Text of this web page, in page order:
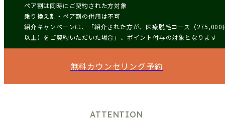
ペア割は同時にご契約された方対象
乗り換え割・ペア割の併用は不可
紹介キャンペーンは、「紹介された方が、医療脱毛コース（275,000
以上）をご契約いただいた場合」、ポイント付与の対象となります
無料カウンセリング予約
ATTENTION